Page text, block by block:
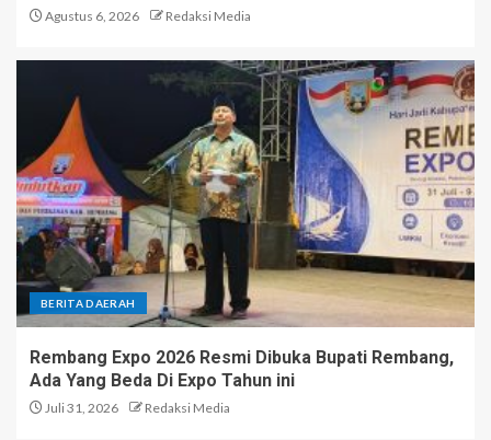
Agustus 6, 2026 Redaksi Media
BERITA DAERAH
Rembang Expo 2026 Resmi Dibuka Bupati Rembang,
Ada Yang Beda Di Expo Tahun ini
Juli 31, 2026 Redaksi Media